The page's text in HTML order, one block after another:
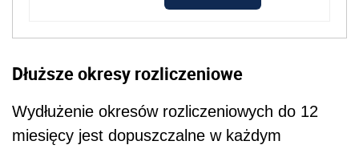
Dłuższe okresy rozliczeniowe
Wydłużenie okresów rozliczeniowych do 12
miesięcy jest dopuszczalne w każdym